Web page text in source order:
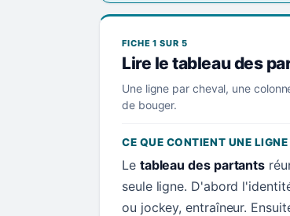
FICHE 1 SUR 5
Lire le tableau des
Une ligne par cheval, une
de bouger.
CE QUE CONTIENT UNE LIGNE
Le tableau des partants
seule ligne. D'abord
ou jockey, entraîneur.